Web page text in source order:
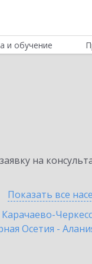
и обучение
на
Показать все
Карачаево-
Осетия -